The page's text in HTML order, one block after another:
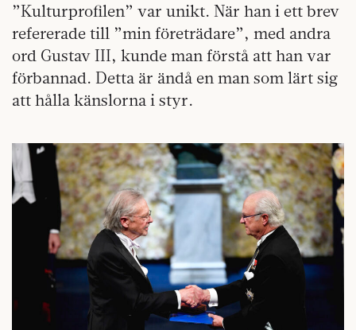
”Kulturprofilen” var unikt. När han i ett brev
refererade till ”min företrädare”, med andra
ord Gustav III, kunde man förstå att han var
förbannad. Detta är ändå en man som lärt sig
att hålla känslorna i styr.